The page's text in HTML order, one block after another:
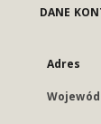
DANE
Adres